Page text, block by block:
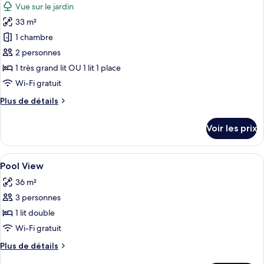
Pool
Access
les
photos
pour
ce
type
de
chambre :
Chambre
Vue sur le jardin
33 m²
1 chambre
2 personnes
1 très grand lit OU 1 lit 1 place
Wi-Fi gratuit
Plus de détails
Plus
le
type
de
Chambre
Deluxe
Voir les prix
Afficher
toutes
les
photos
pour
ce
type
de
Une chambre d’hôtel avec un lit,
13
Pool View
36 m²
3 personnes
1 lit double
Wi-Fi gratuit
Plus de détails
Plus